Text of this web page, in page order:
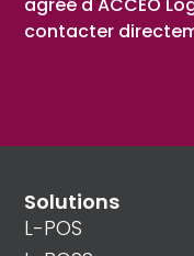
contacter
Solutions
L-POS